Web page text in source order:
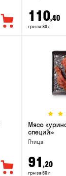
110,40
грн за 80 г
Мясо
специй»
Птица
91 ,20
грн за 60 г